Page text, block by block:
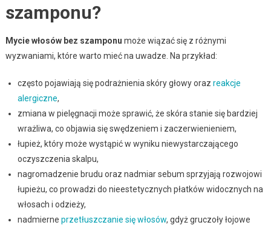
szamponu?
Mycie włosów bez szamponu może wiązać się z różnymi
wyzwaniami, które warto mieć na uwadze. Na przykład:
często pojawiają się podrażnienia skóry głowy oraz reakcje
alergiczne,
zmiana w pielęgnacji może sprawić, że skóra stanie się bardziej
wrażliwa, co objawia się swędzeniem i zaczerwienieniem,
łupież, który może wystąpić w wyniku niewystarczającego
oczyszczenia skalpu,
nagromadzenie brudu oraz nadmiar sebum sprzyjają rozwojowi
łupieżu, co prowadzi do nieestetycznych płatków widocznych na
włosach i odzieży,
nadmierne przetłuszczanie się włosów, gdyż gruczoły łojowe